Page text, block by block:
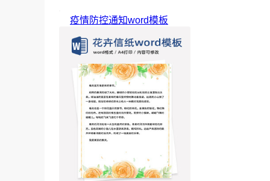
疫情防控通知word模板